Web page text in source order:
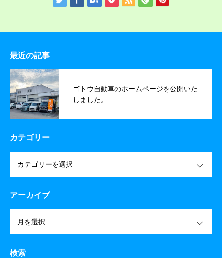
最近の記事
ゴトウ自動車のホームページを公開いた
しました。
カテゴリー
アーカイブ
検索